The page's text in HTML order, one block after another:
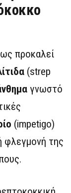
προκαλεί
(strep
γνωστό
(impetigo)
φλεγμονή της